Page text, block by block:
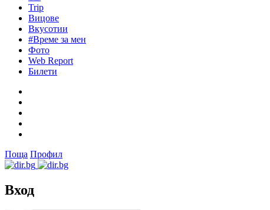
Trip
Вицове
Вкусотии
#Време за мен
Фото
Web Report
Билети
Поща Профил
Вход